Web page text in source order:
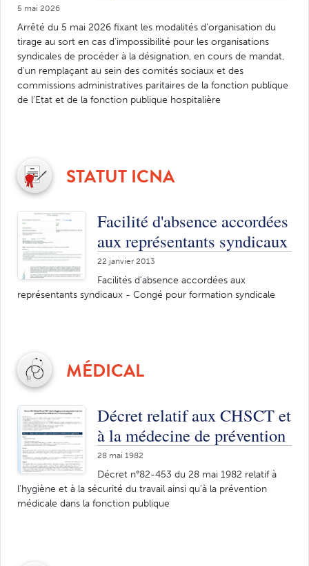
5 mai 2026
Arrêté du 5 mai 2026 fixant les modalités d'organisation du
tirage au sort en cas d'impossibilité pour les organisations
syndicales de procéder à la désignation, en cours de mandat,
d'un remplaçant au sein des comités sociaux et des
commissions administratives paritaires de la fonction publique
de l'Etat et de la fonction publique hospitalière
STATUT ICNA
Facilité d'absence accordées
aux représentants syndicaux
22 janvier 2013
Facilités d'absence accordées aux
représentants syndicaux - Congé pour formation syndicale
MÉDICAL
Décret relatif aux CHSCT et
à la médecine de prévention
28 mai 1982
Décret n°82-453 du 28 mai 1982 relatif à
l'hygiène et à la sécurité du travail ainsi qu'à la prévention
médicale dans la fonction publique